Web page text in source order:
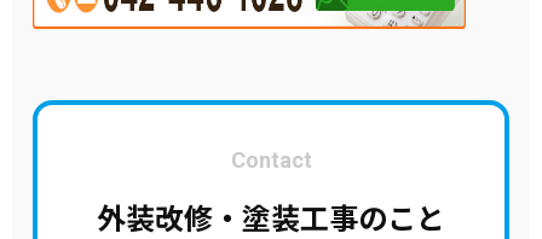
Contact
外装改修・塗装工事のこと